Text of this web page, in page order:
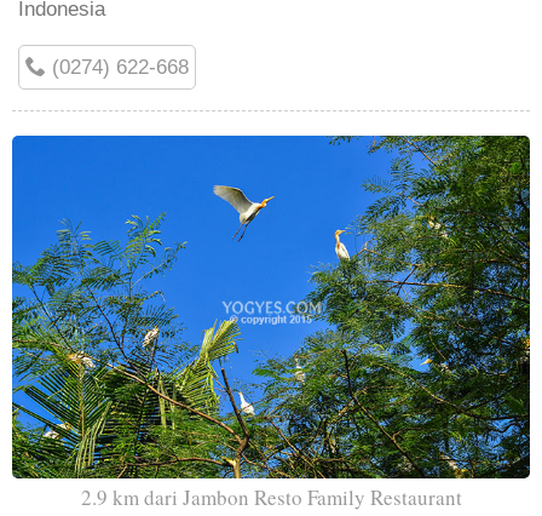
Indonesia
(0274) 622-668
2.9 km dari Jambon Resto Family Restaurant